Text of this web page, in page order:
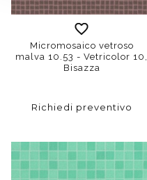
Micromosaico vetroso
malva 10.53 - Vetricolor 10,
Bisazza
Richiedi preventivo